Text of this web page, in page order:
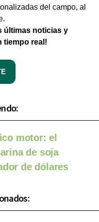
del campo, al
últimas noticias y
tiempo real!
motor: el
de soja
de dólares